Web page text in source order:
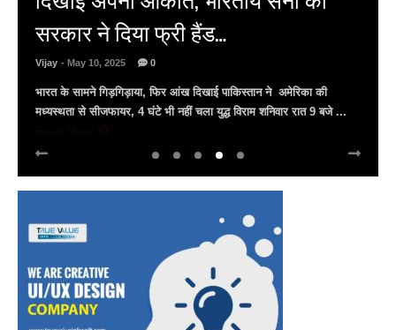
राजस्थानी लोक कलाकारों ने बांधा समां…
Vijay - March 30, 2025
अल्बर्ट हॉल पर राज्यस्तरीय सांस्कृतिक संध्या का भव्य आयोजन, उमड़ा जन
सैलाब राज्यपाल हरिभाऊ किसनराव बागडे़, मुख्यमंत्री भजनलाल शर्मा और उप